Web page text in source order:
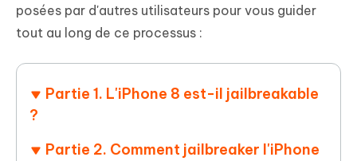
posées par d'autres utilisateurs pour vous guider
tout au long de ce processus :
Partie 1. L'iPhone 8 est-il jailbreakable
?
Partie 2. Comment jailbreaker l'iPhone